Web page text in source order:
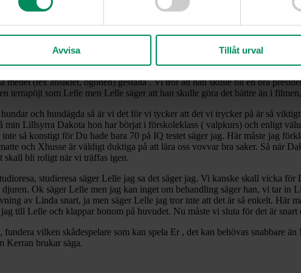
Avvisa Tillåt urval
rakt ut i vägen framför en bil, ok Lelle .. jag fattar vad Du menar. Lelle
katt Verbis verkar vara sjuk, han äter inte och dricker knappt. Jag
att det inte är något allvarligt med honom. Jag längtar till Högis och snön
Lelle där har Du en som vet att laget är större än jaget. Vi önskar Janne,
vore bra med en skådespelare typ Reagan som president eller
medel (tex ansiktet, ögonen) gestalta . Vi tror att han skulle bli en bra
terrapöjt som Lelle men Lelle säger att han skulle göra det bättre än i
och hundägda så är vi det för vi tycker att det vi trycker på är så
min Lillsyrra Dakota hon har börjat i förskoleklass ( valpkurs) och enligt
så konstigt för Du hade bara 70 på IQ testet säger jag. Här måste jag
och Xhusse är väldigt duktiga på att lära oss vovvar bra saker. Så när
skall bli roligt när vi träffas igen.
studieresa säger Lelle jag sa det säger jag. Vi kanske skall vicka
Ok säger Lelle men jag kan inget om behandling säger han, vi tar
av Linda snart, ja men säger Lelle jag tror inte att det är så enkelt. Här
till Lelle och klappar honom på huvudet. Nu måste vi sluta för det är snart
vilken skådespelare som kan spela Er , det kan behövas snabbare
Kerran brukar säga.